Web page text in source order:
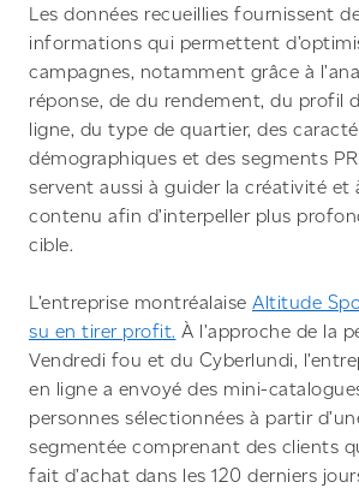
Les données recueillies fournissent
informations qui permettent
campagnes, notamment grâce à
réponse, de du rendement, du profil
ligne, du type de quartier, des
démographiques et des segments
servent aussi à guider la créativité et
contenu afin d’interpeller plus
cible.
L’entreprise montréalaise Altitude
su en tirer profit. À l’approche de la
Vendredi fou et du Cyberlundi,
en ligne a envoyé des mini-
personnes sélectionnées à partir
segmentée comprenant des clients
fait d’achat dans les 120 derniers